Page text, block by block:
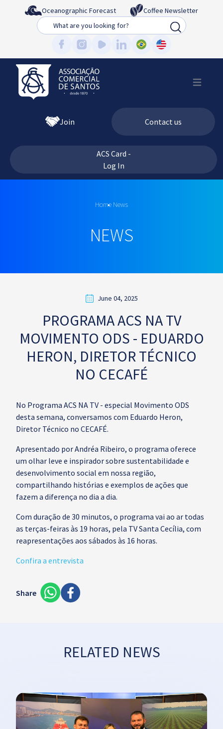
Oceanographic Forecast
Coffee Newsletter
Busca
Join Contact us
ACS Card -
Log In
Home News
NEWS
June 04, 2025
PROGRAMA ACS NA TV
MOVIMENTO ODS - EDUARDO
HERON, DIRETOR TÉCNICO
NO CECAFÉ
No Programa ACS NA TV - especial Movimento ODS
desta semana, conversamos com Eduardo Heron,
Diretor Técnico no CECAFÉ.
Apresentado por Andréa Ribeiro, o programa oferece
um olhar leve e inspirador sobre sustentabilidade e
desenvolvimento social em nossa região,
compartilhando histórias e exemplos de ações que
fazem a diferença no dia a dia.
Com duração de 30 minutos, o programa vai ao ar todas
as terças-feiras às 19 horas, pela TV Santa Cecília, com
reapresentações aos sábados às 16 horas.
Confira a entrevista
Share
RELATED NEWS